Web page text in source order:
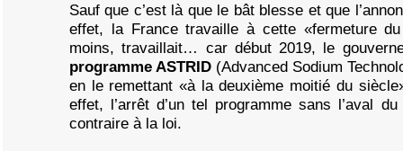
Sauf que c’est là que le bât blesse et que
effet, la France travaille à cette «fermeture
moins, travaillait… car début 2019, le
programme ASTRID (Advanced Sodium
en le remettant «à la deuxième moitié du
effet, l’arrêt d’un tel programme sans l’aval
contraire à la loi.